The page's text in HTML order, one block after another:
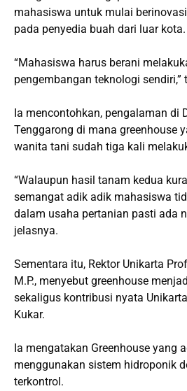
mahasiswa untuk mulai
pada penyedia buah dari luar kota.
“Mahasiswa harus berani
pengembangan teknologi sendiri,”
Ia mencontohkan, pengalaman di
Tenggarong di mana greenhouse
wanita tani sudah tiga kali
“Walaupun hasil tanam kedua
semangat adik adik mahasiswa
dalam usaha pertanian pasti ada
jelasnya.
Sementara itu, Rektor Unikarta
M.P., menyebut greenhouse
sekaligus kontribusi nyata
Kukar.
Ia mengatakan Greenhouse yang
menggunakan sistem hidroponik
terkontrol.